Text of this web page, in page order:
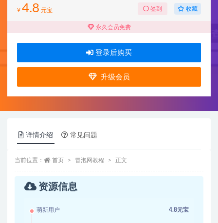
¥ 4.8 元宝 签到 收藏
永久会员免费
登录后购买
升级会员
详情介绍 常见问题
当前位置： 首页 冒泡网教程 正文
资源信息
萌新用户 4.8元宝